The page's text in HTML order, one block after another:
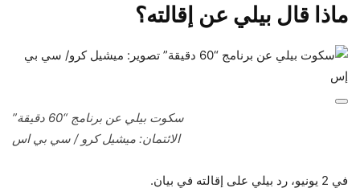
ماذا قال بيلي عن إقالته؟
سكوت بيلي عن برنامج “60 دقيقة”
الائتمان: ميشيل كرو / سي بي اس
في 2 يونيو، رد بيلي على إقالته في بيان.